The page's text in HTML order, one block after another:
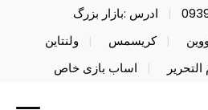
ادرس :بازار بزرگ
کریسمس
ولنتاین
اساب بازی خاص